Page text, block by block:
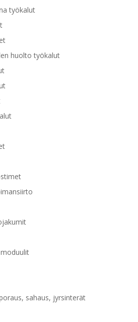
työkalut
huolto työkalut
sahaus, jyrsinterät